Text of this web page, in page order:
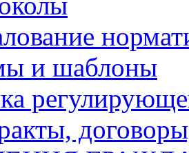
и шаблоны